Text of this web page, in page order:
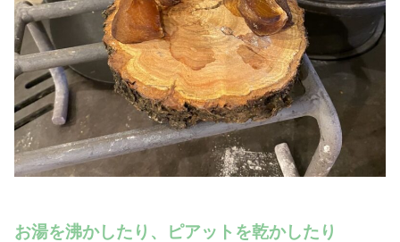
お湯を沸かしたり、ピアットを乾かしたり